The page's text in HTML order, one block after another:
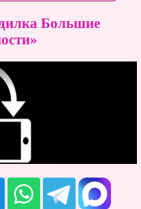
Большие